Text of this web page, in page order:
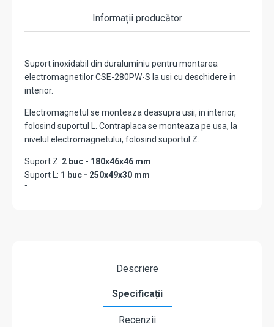
Informații producător
Suport inoxidabil din duraluminiu pentru montarea
electromagnetilor CSE-280PW-S la usi cu deschidere in
interior.
Electromagnetul se monteaza deasupra usii, in interior,
folosind suportul L. Contraplaca se monteaza pe usa, la
nivelul electromagnetului, folosind suportul Z.
Suport Z: 2 buc - 180x46x46 mm
Suport L: 1 buc - 250x49x30 mm
"
Descriere
Specificații
Recenzii